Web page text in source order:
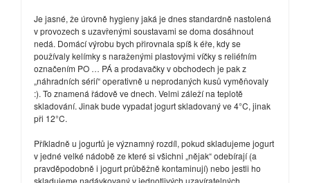
Je jasné, že úrovně hygieny jaká je dnes standardně nastolená
v provozech s uzavřenými soustavami se doma dosáhnout
nedá. Domácí výrobu bych přirovnala spíš k éře, kdy se
používaly kelímky s naraženými plastovými víčky s reliéfním
označením PO … PÁ a prodavačky v obchodech je pak z
„náhradních sérií“ operativně u neprodaných kusů vyměňovaly
:). To znamená řádově ve dnech. Velmi záleží na teplotě
skladování. Jinak bude vypadat jogurt skladovaný ve 4°C, jinak
při 12°C.
Příkladně u jogurtů je významný rozdíl, pokud skladujeme jogurt
v jedné velké nádobě ze které si všichni „nějak“ odebírají (a
pravděpodobně i jogurt průběžně kontaminují) nebo jestli ho
skladujeme nadávkovaný v jednotlivých uzavíratelných